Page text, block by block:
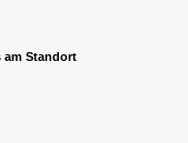
am Standort